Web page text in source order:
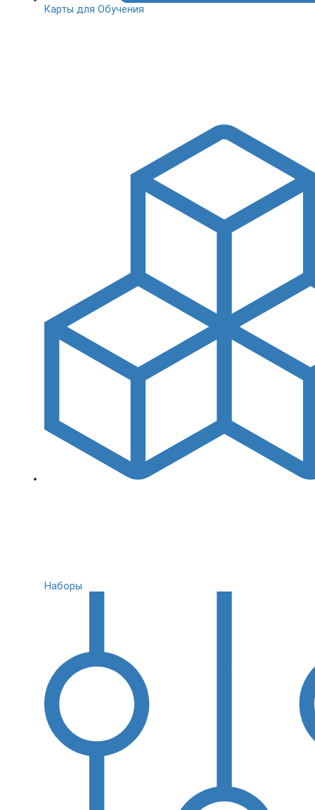
Карты для Обучения
Наборы